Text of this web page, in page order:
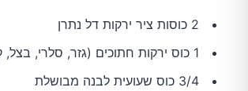
2 כוסות ציר ירקות דל נתרן
1 כוס ירקות חתוכים (גזר, סלרי, בצל, קישוא)
3/4 כוס שעועית לבנה מבושלת